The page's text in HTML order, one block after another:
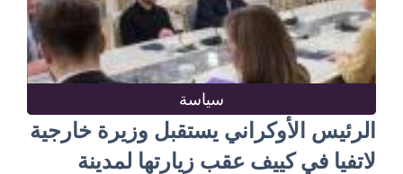
سياسة
الرئيس الأوكراني يستقبل وزيرة خارجية
لاتفيا في كييف عقب زيارتها لمدينة